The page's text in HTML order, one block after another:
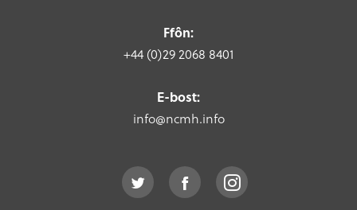
Ffôn:
+44 (0)29 2068 8401
E-bost:
info@ncmh.info